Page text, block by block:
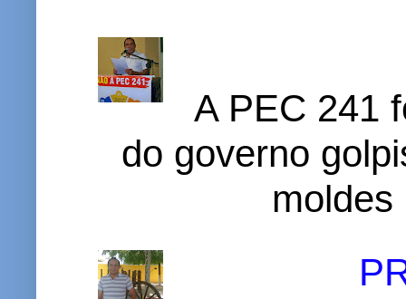
A PEC 241
do governo